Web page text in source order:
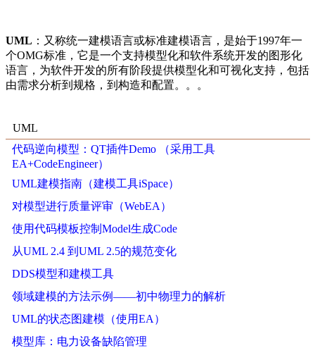
UML ：又称统一建模语言或标准建模语言，是始于1997年一
个OMG标准，它是一个支持模型化和软件系统开发的图形化
语言，为软件开发的所有阶段提供模型化和可视化支持，包括
由需求分析到规格，到构造和配置。。。
UML
代码逆向模型：QT插件Demo （采用工具
EA+CodeEngineer）
UML建模指南（建模工具iSpace）
对模型进行质量评审（WebEA）
使用代码模板控制Model生成Code
从UML 2.4 到UML 2.5的规范变化
DDS模型和建模工具
领域建模的方法示例——初中物理力的解析
UML的状态图建模（使用EA）
模型库：电力设备缺陷管理